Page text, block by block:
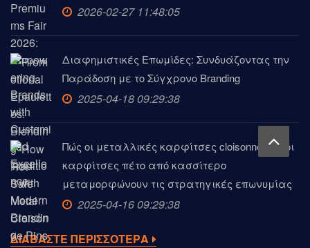
2026-02-27 11:48:05
Διαφημιστικές Επωμίδες: Συνδυάζοντας την
Παράδοση με το Σύγχρονο Branding
2025-04-18 09:29:38
Πώς οι μεταλλικές καρφίτσες cloisonne και οι
καρφίτσες πέτο από κασσίτερο
μεταμορφώνουν τις στρατηγικές επωνυμίας
2025-04-16 09:29:38
ΔΙΑΒΑΣΤΕ ΠΕΡΙΣΣΟΤΕΡΑ